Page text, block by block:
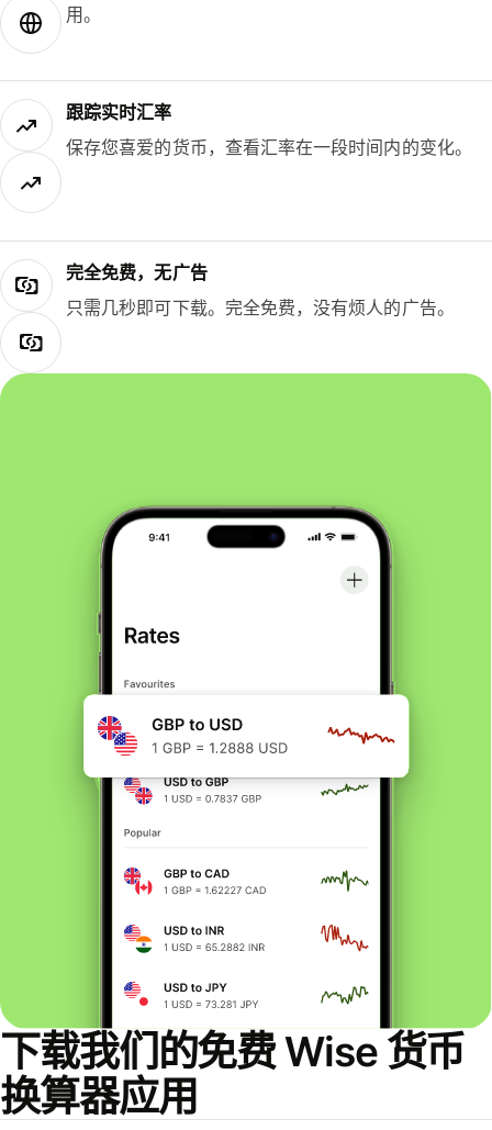
用。
跟踪实时汇率
保存您喜爱的货币，查看汇率在一段时间内的变化。
完全免费，无广告
只需几秒即可下载。完全免费，没有烦人的广告。
下载我们的免费 Wise 货币
换算器应用